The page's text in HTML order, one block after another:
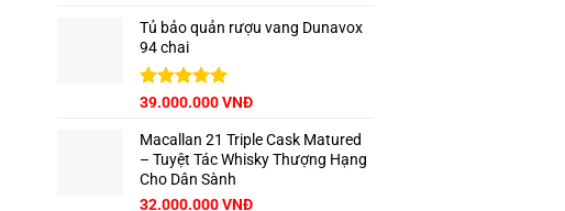
là:
65.000.000 VNĐ.
tại
Tủ bảo quản rượu vang Dunavox
94 chai
Được xếp
5 sao
Giá
là:
42.500.000 VNĐ.
39.000.000VNĐGiá
tại
là:
Macallan 21 Triple Cask Matured
– Tuyệt Tác Whisky Thượng Hạng
Cho Dân Sành
Giá
32.000.000VNĐGiá